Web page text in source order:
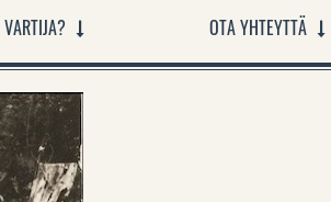
OTA YHTEYTTÄ